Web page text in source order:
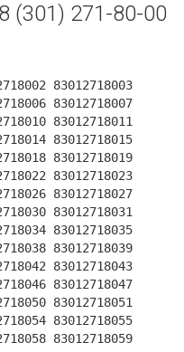
(301) 271-80-00
83012718003
83012718007
83012718011
83012718015
83012718019
83012718023
83012718027
83012718031
83012718035
83012718039
83012718043
83012718047
83012718051
83012718055
83012718059